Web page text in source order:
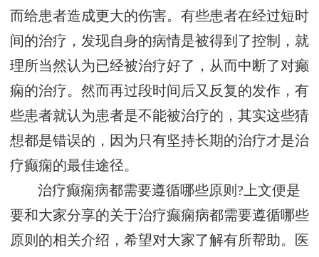
而给患者造成更大的伤害。有些患者在经过短时
间的治疗，发现自身的病情是被得到了控制，就
理所当然认为已经被治疗好了，从而中断了对癫
痫的治疗。然而再过段时间后又反复的发作，有
些患者就认为患者是不能被治疗的，其实这些猜
想都是错误的，因为只有坚持长期的治疗才是治
疗癫痫的最佳途径。
治疗癫痫病都需要遵循哪些原则?上文便是
要和大家分享的关于治疗癫痫病都需要遵循哪些
原则的相关介绍，希望对大家了解有所帮助。医